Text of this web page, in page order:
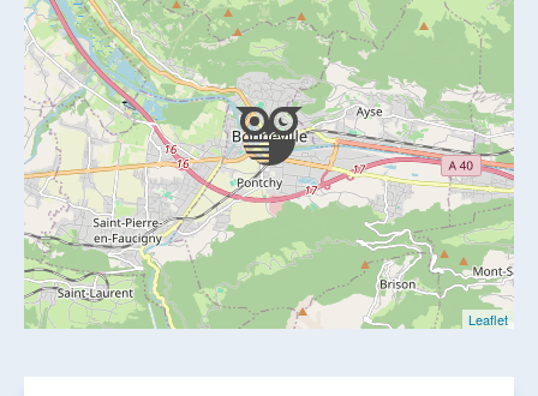
Nous recrutons
QUI SOMMES-NOUS ?
Leaflet